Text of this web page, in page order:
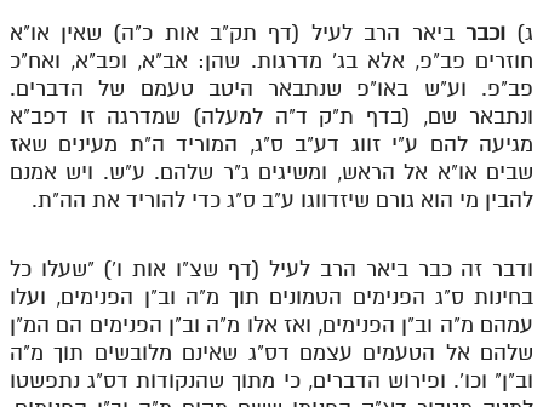
ג)וכבר ביאר הרב לעיל (דף תק"ב אות כ"ה) שאין או"א
חוזרים פב"פ, אלא בג' מדרגות. שהן: אב"א, ופב"א, ואח"כ
פב"פ. וע"ש באו"פ שנתבאר היטב טעמם של הדברים.
ונתבאר שם, (בדף ת"ק ד"ה למעלה) שמדרגה זו דפב"א
מגיעה להם ע"י זווג דע"ב ס"ג, המוריד ה"ת מעינים שאז
שבים או"א אל הראש, ומשיגים ג"ר שלהם. ע"ש. ויש אמנם
להבין מי הוא גורם שיזדווגו ע"ב ס"ג כדי להוריד את הה"ת.
ודבר זה כבר ביאר הרב לעיל (דף שצ"ו אות ו') "שעלו כל
בחינות ס"ג הפנימים הטמונים תוך מ"ה וב"ן הפנימים, ועלו
עמהם מ"ה וב"ן הפנימים, ואז אלו מ"ה וב"ן הפנימים הם המ"ן
שלהם אל הטעמים עצמם דס"ג שאינם מלובשים תוך מ"ה
וב"ן" וכו'. ופירוש הדברים, כי מתוך שהנקודות דס"ג נתפשטו